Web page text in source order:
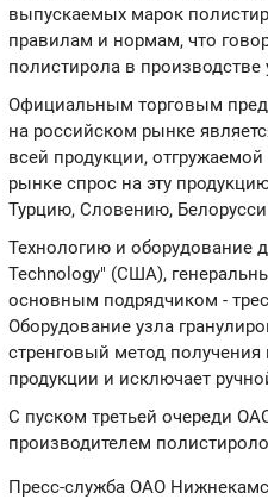
выпускаемых марок
правилам и нормам, что
полистирола в
Официальным торговым
на российском рынке
всей продукции,
рынке спрос на эту
Турцию, Словению,
Технологию и оборудование
Technolоgy" (США),
основным подрядчиком -
Оборудование узла
стренговый метод
продукции и исключает
С пуском третьей очереди
производителем
Пресс-служба ОАО